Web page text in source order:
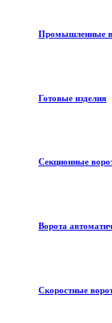
Промышленные
Готовые изделия
Секционные
Ворота
Скоростные